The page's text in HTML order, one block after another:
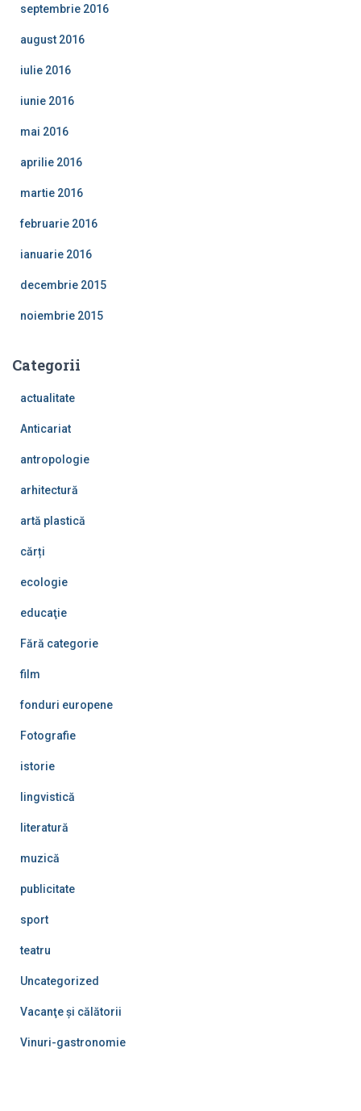
septembrie 2016
august 2016
iulie 2016
iunie 2016
mai 2016
aprilie 2016
martie 2016
februarie 2016
ianuarie 2016
decembrie 2015
noiembrie 2015
Categorii
actualitate
Anticariat
antropologie
arhitectură
artă plastică
cărți
ecologie
educaţie
Fără categorie
film
fonduri europene
Fotografie
istorie
lingvistică
literatură
muzică
publicitate
sport
teatru
Uncategorized
Vacanţe şi călătorii
Vinuri-gastronomie